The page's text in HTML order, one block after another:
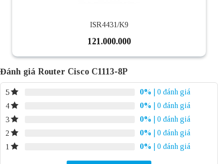
ISR4431/K9
121.000.000
Đánh giá Router Cisco C1113-8P
5 0%
| 0 đánh giá
4
0%
| 0 đánh giá
3
0%
| 0 đánh giá
2
0%
| 0 đánh giá
1
0% | 0 đánh giá